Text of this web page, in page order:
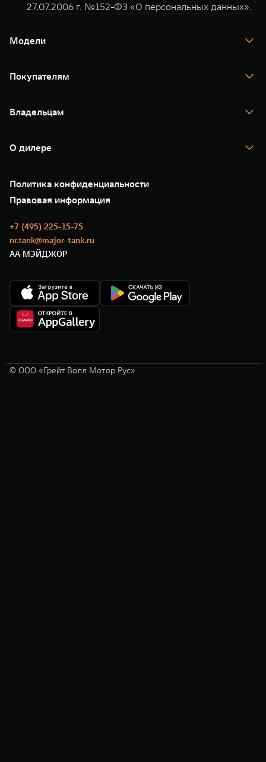
27.07.2006 г. №152-ФЗ «О персональных данных».
Модели
TANK 400
TANK 500
Покупателям
Тест-драйв
TANK Финансы
Корпоративным клиентам
Зарядные станции
Владельцам
Помощь на дороге
Новые цифровые сервисы TANK
Сервис
Нулевое ТО
Моторные масла
О дилере
35 лет GWM
GWM ТЕХ ДЕНЬ
Новости
Политика конфиденциальности
Правовая информация
+7 (495) 225-15-75
nr.tank@major-tank.ru
АА МЭЙДЖОР
© ООО «Грейт Волл Мотор Рус»